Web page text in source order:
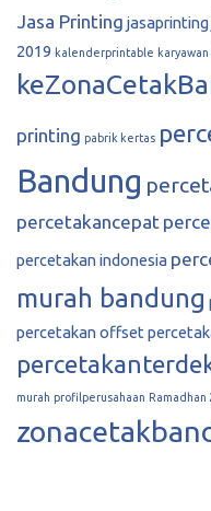
Jasa Printing jasaprinting
2019 kalenderprintable karyawan
printing pabrik kertas
Bandung
percetakancepat
percetakan indonesia
murah bandung
percetakan offset
murah profilperusahaan Ramadhan